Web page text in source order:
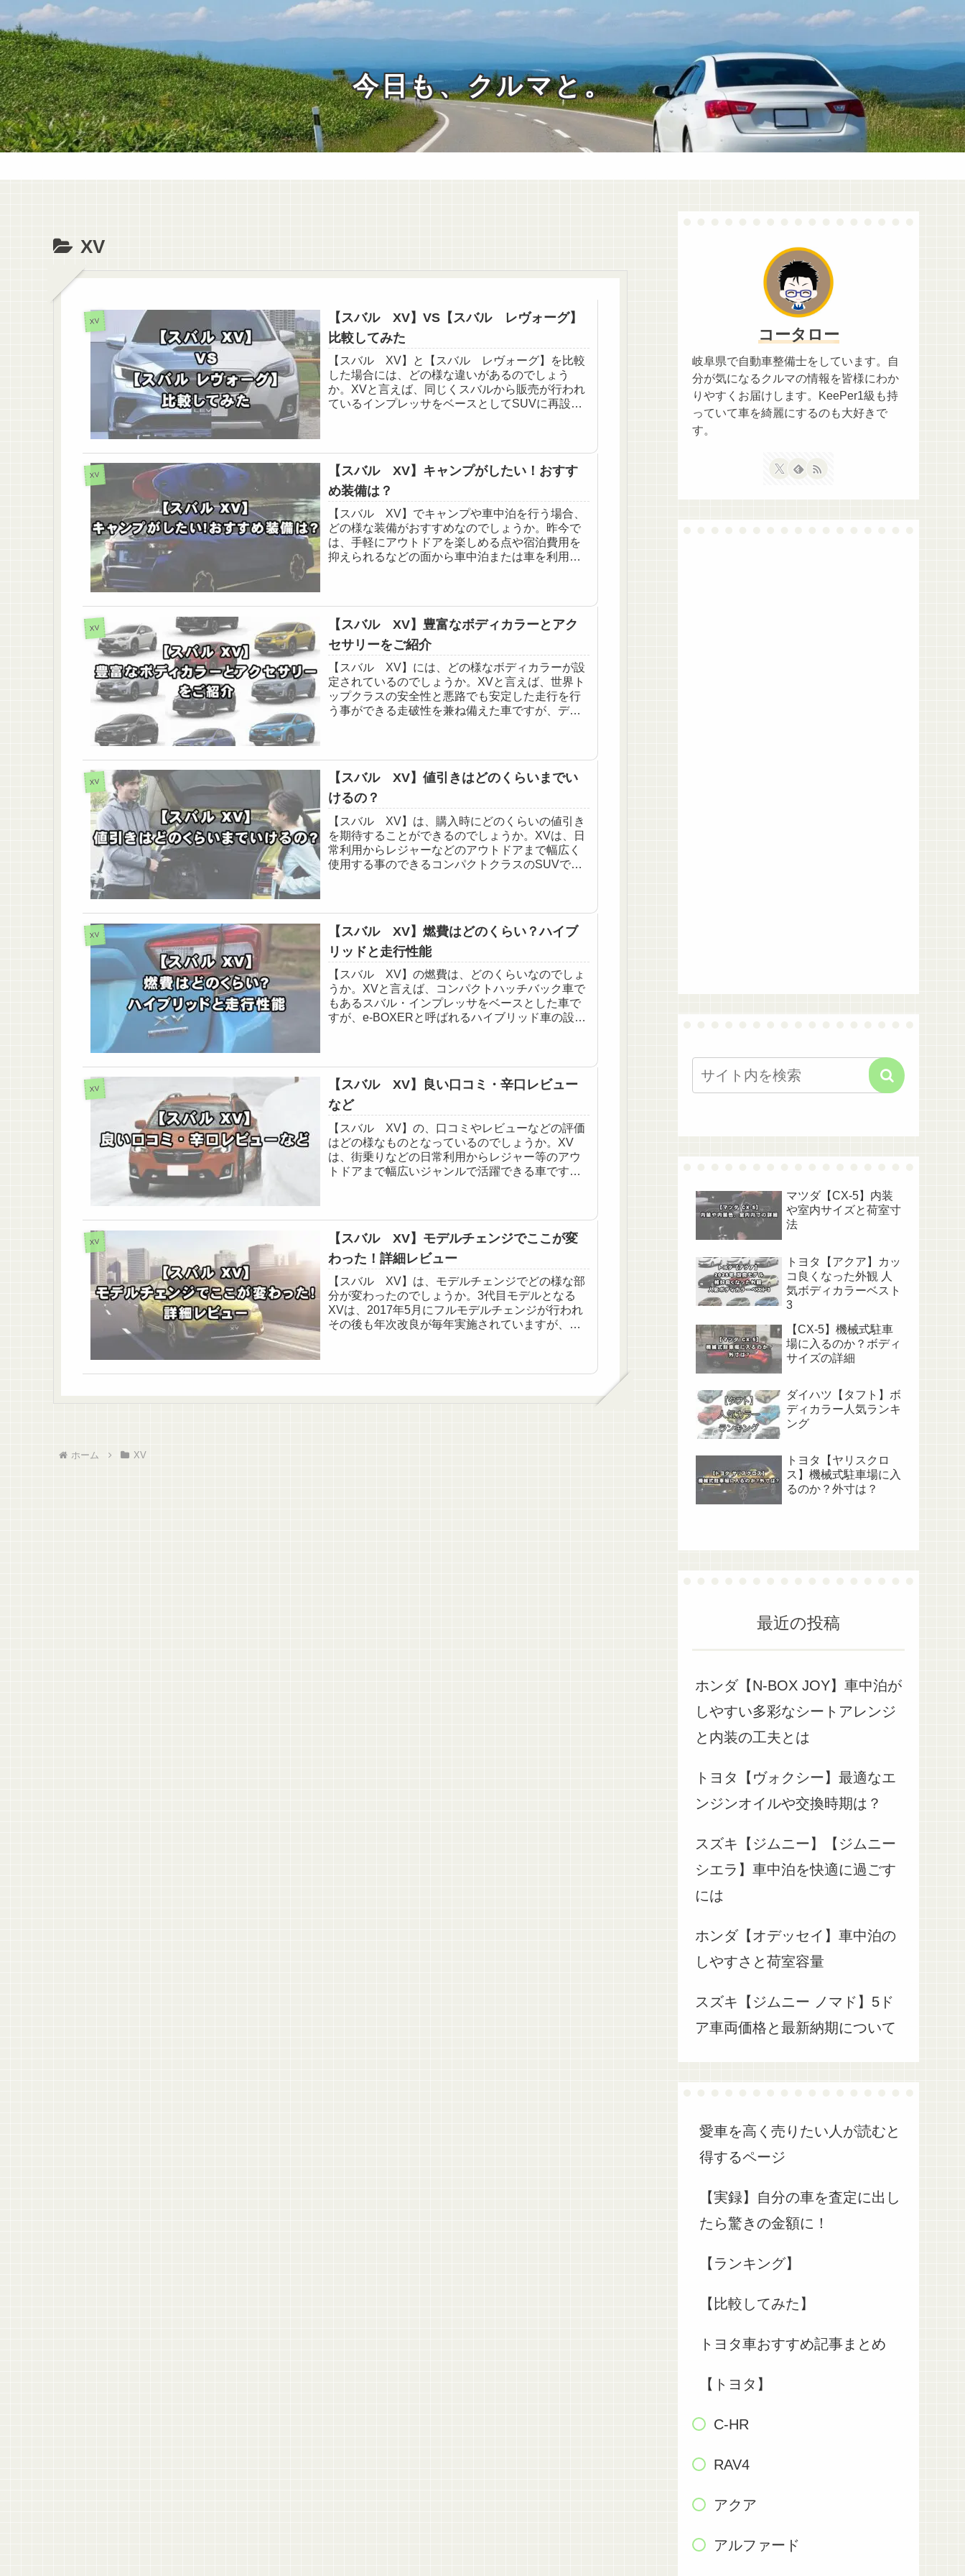
今日も、クルマと。
XV
XV
【スバル XV】VS【スバル レヴォーグ】
比較してみた
【スバル XV】と【スバル レヴォーグ】を比較
した場合には、どの様な違いがあるのでしょう
か。XVと言えば、同じくスバルから販売が行われ
ているインプレッサをベースとしてSUVに再設計
XV
【スバル XV】キャンプがしたい！おすす
め装備は？
【スバル XV】でキャンプや車中泊を行う場合、
どの様な装備がおすすめなのでしょうか。昨今で
は、手軽にアウトドアを楽しめる点や宿泊費用を
抑えられるなどの面から車中泊または車を利用し
XV
【スバル XV】豊富なボディカラーとアク
セサリーをご紹介
【スバル XV】には、どの様なボディカラーが設
定されているのでしょうか。XVと言えば、世界ト
ップクラスの安全性と悪路でも安定した走行を行
う事ができる走破性を兼ね備えた車ですが、デザ
XV
【スバル XV】値引きはどのくらいまでい
けるの？
【スバル XV】は、購入時にどのくらいの値引き
を期待することができるのでしょうか。XVは、日
常利用からレジャーなどのアウトドアまで幅広く
使用する事のできるコンパクトクラスのSUVです
XV
【スバル XV】燃費はどのくらい？ハイブ
リッドと走行性能
【スバル XV】の燃費は、どのくらいなのでしょ
うか。XVと言えば、コンパクトハッチバック車で
もあるスバル・インプレッサをベースとした車で
すが、e-BOXERと呼ばれるハイブリッド車の設定
XV
【スバル XV】良い口コミ・辛口レビュー
など
【スバル XV】の、口コミやレビューなどの評価
はどの様なものとなっているのでしょうか。XV
は、街乗りなどの日常利用からレジャー等のアウ
トドアまで幅広いジャンルで活躍できる車です
XV
【スバル XV】モデルチェンジでここが変
わった！詳細レビュー
【スバル XV】は、モデルチェンジでどの様な部
分が変わったのでしょうか。3代目モデルとなる
XVは、2017年5月にフルモデルチェンジが行われ
その後も年次改良が毎年実施されていますが、販
ホーム XV
コータロー
岐阜県で自動車整備士をしています。自
分が気になるクルマの情報を皆様にわか
りやすくお届けします。KeePer1級も持
っていて車を綺麗にするのも大好きで
す。
マツダ【CX-5】内装
や室内サイズと荷室寸
法
トヨタ【アクア】カッ
コ良くなった外観 人
気ボディカラーベスト
3
【CX-5】機械式駐車
場に入るのか？ボディ
サイズの詳細
ダイハツ【タフト】ボ
ディカラー人気ランキ
ング
トヨタ【ヤリスクロ
ス】機械式駐車場に入
るのか？外寸は？
最近の投稿
ホンダ【N-BOX JOY】車中泊が
しやすい多彩なシートアレンジ
と内装の工夫とは
トヨタ【ヴォクシー】最適なエ
ンジンオイルや交換時期は？
スズキ【ジムニー】【ジムニー
シエラ】車中泊を快適に過ごす
には
ホンダ【オデッセイ】車中泊の
しやすさと荷室容量
スズキ【ジムニー ノマド】5ド
ア車両価格と最新納期について
愛車を高く売りたい人が読むと
得するページ
【実録】自分の車を査定に出し
たら驚きの金額に！
【ランキング】
【比較してみた】
トヨタ車おすすめ記事まとめ
【トヨタ】
C-HR
RAV4
アクア
アルファード